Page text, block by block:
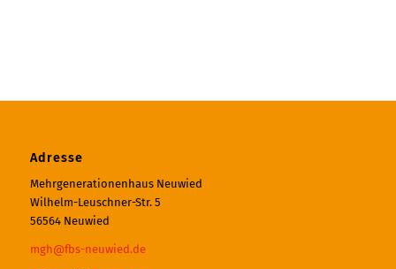
Adresse
Mehrgenerationenhaus Neuwied
Wilhelm-Leuschner-Str. 5
56564 Neuwied
mgh@fbs-neuwied.de